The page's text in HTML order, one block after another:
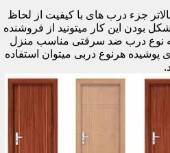
کمتر از 60 کیلوگرم جزء درب های بی کیفیت محسوب میشود،70 تا 90 درب های متوسط و درب های 90 کیلوگرم و بالاتر جزء درب های با کیفیت از لحاظ
بودن این کار میتونید از فروشنده
نوع درب ضد سرقتی مناسب منزل
با راهروی پوشیده هرنوع دربی میتوان استفاده